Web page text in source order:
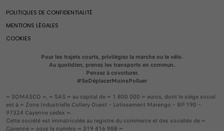
Fiat Club
Casa Fiat
POLITIQUES DE CONFIDENTIALITÉ
MENTIONS LÉGALES
COOKIES
Pour les trajets courts, privilégiez la marche ou le vélo.
Au quotidien, prenez les transports en commun.
Pensez à covoiturer.
#SeDéplacerMoinsPolluer
« SOMASCO », « SAS » au capital de « 1 800 000 » euros, dont le siège social
est à « Zone Industrielle Collery Ouest – Lotissement Marengo – BP 190 –
97324 Cayenne cedex ».
Cette société est immatriculée au registre du commerce et des sociétés de «
Cayenne » sous le numéro « 319 416 988 »